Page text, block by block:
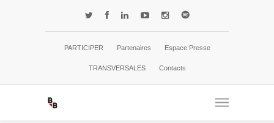
PARTICIPER Partenaires Espace Presse
TRANSVERSALES Contacts